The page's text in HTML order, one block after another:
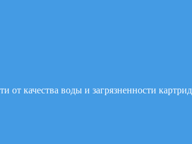
от качества воды и загрязненности